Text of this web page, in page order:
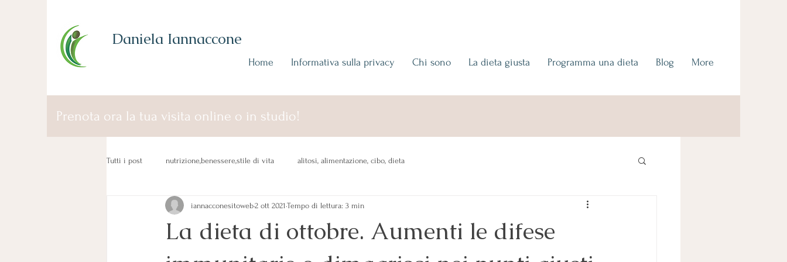
Daniela Iannaccone
Home Informativa sulla privacy Chi sono La dieta giusta Programma una dieta Blog More
Prenota ora la tua visita online o in studio!
Tutti i post nutrizione,benessere,stile di vita alitosi, alimentazione, cibo, dieta
La dieta di ottobre. Aumenti le difese
iannacconesitoweb2 ott 2021 Tempo di lettura: 3 min